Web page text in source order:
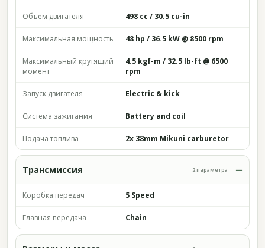
Объём двигателя 498 cc / 30.5 cu-in
Максимальная мощность 48 hp / 36.5 kW @ 8500 rpm
Максимальный крутящий
момент
4.5 kgf-m / 32.5 lb-ft @ 6500
rpm
Запуск двигателя Electric & kick
Система зажигания Battery and coil
Подача топлива 2x 38mm Mikuni carburetor
Трансмиссия 2 параметра
Коробка передач 5 Speed
Главная передача Chain